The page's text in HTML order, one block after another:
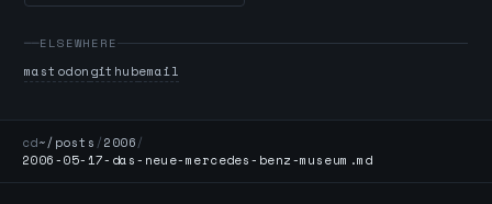
ELSEWHERE
mastodongithubemail
cd~/posts /2006/
2006-05-17-das-neue-mercedes-benz-museum.md